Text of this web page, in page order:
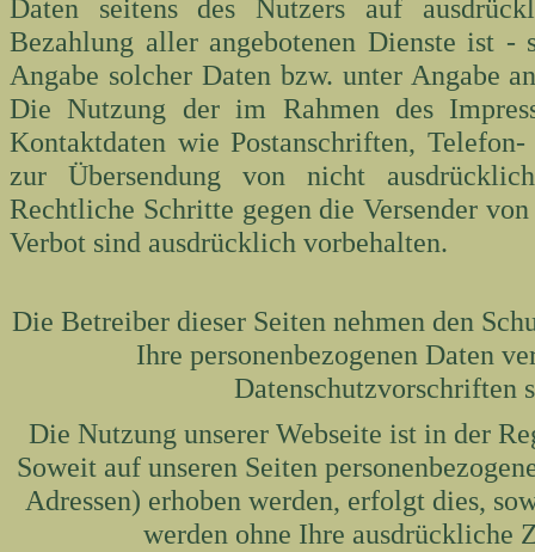
Daten seitens des Nutzers auf
Bezahlung aller angebotenen Dienste ist
Angabe solcher Daten bzw. unter Angabe
Die Nutzung der im Rahmen des
Kontaktdaten wie Postanschriften,
zur Übersendung von nicht
Rechtliche Schritte gegen die Versender
Verbot sind ausdrücklich vorbehalten.
Die Betreiber dieser Seiten nehmen den
Ihre personenbezogenen Daten
Datenschutzvorschriften
Die Nutzung unserer Webseite ist in der
Soweit auf unseren Seiten
Adressen) erhoben werden, erfolgt dies,
werden ohne Ihre ausdrückliche